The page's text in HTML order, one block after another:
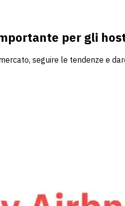
per gli
seguire le tendenze e